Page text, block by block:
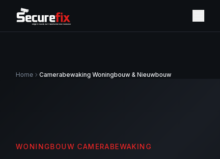
Home Camerabewaking Woningbouw & Nieuwbouw
WONINGBOUW CAMERABEWAKING